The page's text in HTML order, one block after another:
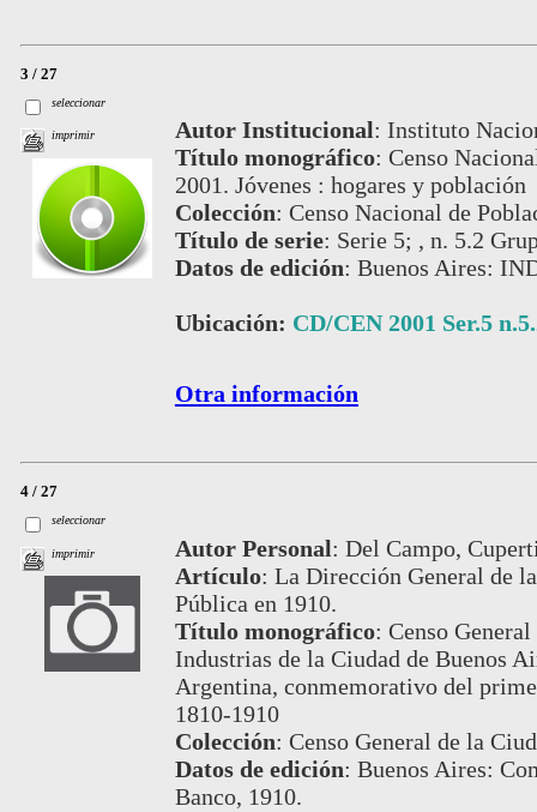
3 / 27
seleccionar
imprimir Autor Institucional: Instituto
Título monográfico: Censo
2001. Jóvenes : hogares y población
Colección: Censo Nacional de
Título de serie: Serie 5; , n. 5.2
Datos de edición: Buenos Aires:
Ubicación: CD/CEN 2001 Ser.5
Otra información
4 / 27
seleccionar
imprimir Autor Personal: Del Campo,
Artículo: La Dirección General de
Pública en 1910.
Título monográfico: Censo
Industrias de la Ciudad de Buenos
Argentina, conmemorativo del
1810-1910
Colección: Censo General de la
Datos de edición: Buenos Aires:
Banco, 1910.